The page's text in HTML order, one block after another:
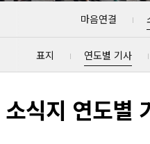
마음연결
표지 연도별 기사
소식지 연도별